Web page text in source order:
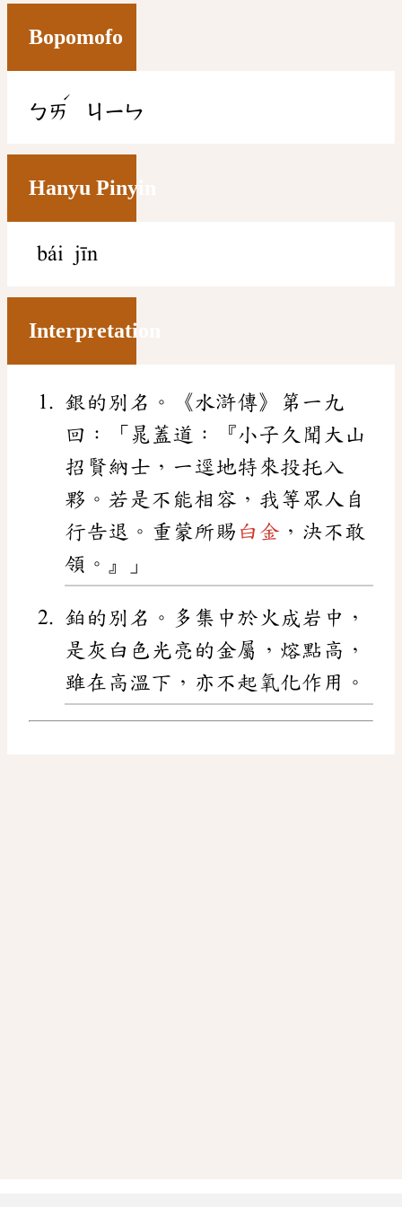
Bopomofo
ㄅㄞ
ˊ
ㄐㄧㄣ
Hanyu Pinyin
bái jīn
Interpretation
銀的別名。《水滸傳》第一九
回：「晁蓋道：『小子久聞大山
招賢納士，一逕地特來投托入
夥。若是不能相容，我等眾人自
行告退。重蒙所賜 白金 ，決不敢
領。』」
鉑的別名。多集中於火成岩中，
是灰白色光亮的金屬，熔點高，
雖在高溫下，亦不起氧化作用。